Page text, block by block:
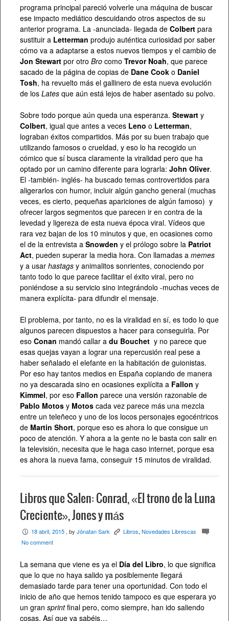
programa principal pareció volverle una máquina de buscar
ese impacto mediático descuidando otros aspectos de su
anterior programa. La -anunciada- llegada de Colbert para
sustituir a Letterman produjo auténtica curiosidad por saber
cómo va a adaptarse a estos nuevos tiempos y el cambio de
Jon Stewart por otro Bro como Trevor Noah, que parece
sacado de la página de copias de Dane Cook o Daniel
Tosh, ha revuelto más el gallinero de esta nueva evolución
de los Lates que aún está lejos de haber asentado su polvo.
Sobre todo porque aún queda una esperanza. Stewart y
Colbert, igual que antes a veces Leno o Letterman,
lograban éxitos compartidos. Más por su buen trabajo que
utilizando famosos o crueldad, y eso lo ha recogido un
cómico que sí busca claramente la viralidad pero que ha
optado por un camino diferente para lograrla: John Oliver.
El -también- inglés- ha buscado temas controvertidos para
aligerarlos con humor, incluir algún gancho general (muchas
veces, es cierto, pequeñas apariciones de algún famoso) y
ofrecer largos segmentos que parecen ir en contra de la
levedad y ligereza de esta nueva época viral. Vídeos que
rara vez bajan de los 10 minutos y que, en ocasiones como
el de la entrevista a Snowden y el prólogo sobre la Patriot
Act, pueden superar la media hora. Con llamadas a memes
y a usar hastags y animalitos sonrientes, conociendo por
tanto todo lo que parece facilitar el éxito viral, pero no
poniéndose a su servicio sino integrándolo -muchas veces de
manera explícita- para difundir el mensaje.
El problema, por tanto, no es la viralidad en sí, es todo lo que
algunos parecen dispuestos a hacer para conseguirla. Por
eso Conan mandó callar a du Bouchet y no parece que
esas quejas vayan a lograr una repercusión real pese a
haber señalado el elefante en la habitación de guionistas.
Por eso hay tantos medios en España copiando de manera
no ya descarada sino en ocasiones explícita a Fallon y
Kimmel, por eso Fallon parece una versión razonable de
Pablo Motos y Motos cada vez parece más una mezcla
entre un teleñeco y uno de los locos personajes egocéntricos
de Martin Short, porque eso es ahora lo que consigue un
poco de atención. Y ahora a la gente no le basta con salir en
la televisión, necesita que le haga caso internet, porque esa
es ahora la nueva fama, conseguir 15 minutos de viralidad.
Libros que Salen: Conrad, «El trono de la Luna
Creciente», Jones y más
P 18 abril, 2015 , by Jónatan Sark K Libros, Novedades Librescas c
No comment
La semana que viene es ya el Día del Libro, lo que significa
que lo que no haya salido ya posiblemente llegará
demasiado tarde para tener una oportunidad. Con todo el
inicio de año que hemos tenido tampoco es que esperara yo
un gran sprintfinal pero, como siempre, han ido saliendo
cosas. Así que ya sabéis…